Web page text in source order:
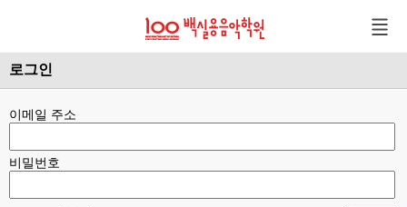
로그인
이메일 주소
비밀번호